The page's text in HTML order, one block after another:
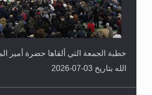
خطبة الجمعة التي ألقاها حضرة أمير
الله بتاريخ 03-07-2026